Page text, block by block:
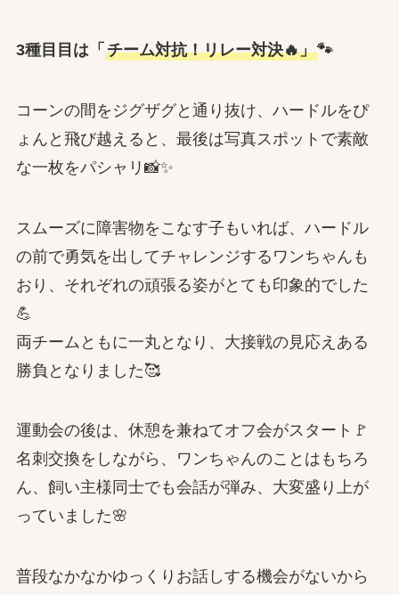
3種目目は「 チーム対抗！リレー対決🔥」🐾
コーンの間をジグザグと通り抜け、ハードルをぴ
ょんと飛び越えると、最後は写真スポットで素敵
な一枚をパシャリ📸✨
スムーズに障害物をこなす子もいれば、ハードル
の前で勇気を出してチャレンジするワンちゃんも
おり、それぞれの頑張る姿がとても印象的でした
💪
両チームともに一丸となり、大接戦の見応えある
勝負となりました🥰
運動会の後は、休憩を兼ねてオフ会がスタート🚩
名刺交換をしながら、ワンちゃんのことはもちろ
ん、飼い主様同士でも会話が弾み、大変盛り上が
っていました🌸
普段なかなかゆっくりお話しする機会がないから